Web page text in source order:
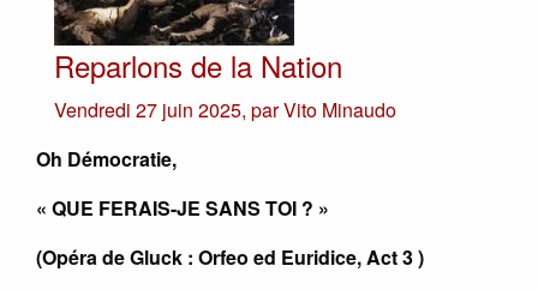
Reparlons de la Nation
Vendredi 27 juin 2025, parVito Minaudo
Oh Démocratie,
« QUE FERAIS-JE SANS TOI ? »
(Opéra de Gluck : Orfeo ed Euridice, Act 3 )